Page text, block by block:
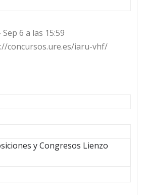
6 a las 15:59
concursos.ure.es/iaru-vhf/
y Congresos Lienzo